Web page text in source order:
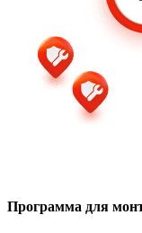
Программа для